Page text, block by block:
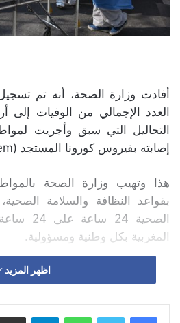
أفادت وزارة الصحة، أنه تم
العدد الإجمالي من الوفيات إلى
التحاليل التي سبق وأجريت
إصابته بفيروس كورونا المستجد (Cas Post Mortem).
هذا وتهيب وزارة الصحة
بقواعد النظافة والسلامة
الصحية
المغربية بكل وطنية ومسؤولية.
اظهر المزيد
واتساب تيلقرام